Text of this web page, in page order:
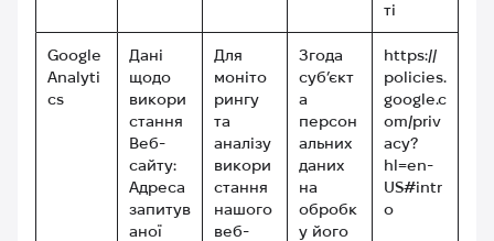
ті
Google
Analyti
cs
Дані
щодо
викори
стання
Веб-
сайту:
Адреса
запитув
аної
Для
моніто
рингу
та
аналізу
викори
стання
нашого
веб-
Згода
суб’єкт
а
персон
альних
даних
на
обробк
у його
https://
policies.
google.c
om/priv
acy?
hl=en-
US#intr
o